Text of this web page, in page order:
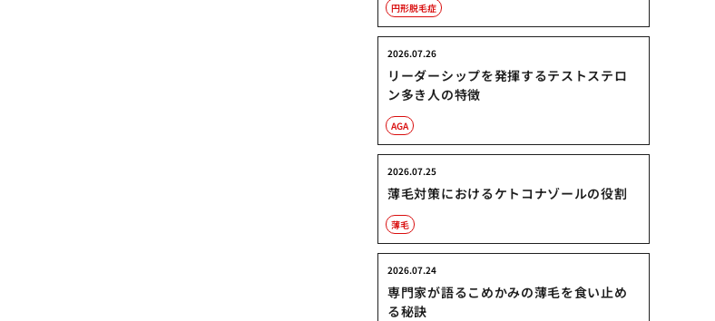
円形脱毛症
リーダーシップを発揮するテストステロ
ン多き人の特徴
2026.07.26
AGA
薄毛対策におけるケトコナゾールの役割
2026.07.25
薄毛
専門家が語るこめかみの薄毛を食い止め
る秘訣
2026.07.24